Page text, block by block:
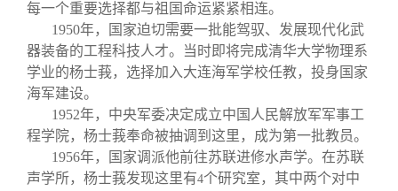
每一个重要选择都与祖国命运紧紧相连。
1950年，国家迫切需要一批能驾驭、发展现代化武
器装备的工程科技人才。当时即将完成清华大学物理系
学业的杨士莪，选择加入大连海军学校任教，投身国家
海军建设。
1952年，中央军委决定成立中国人民解放军军事工
程学院，杨士莪奉命被抽调到这里，成为第一批教员。
1956年，国家调派他前往苏联进修水声学。在苏联
声学所，杨士莪发现这里有4个研究室，其中两个对中